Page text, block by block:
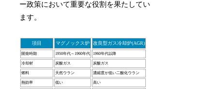
ー政策において重要な役割を果たしてい
ます。
項目 マグノックス炉 改良型ガス冷却炉(AGR)
開発時期 1950年代～1960年代 1960年代以降
冷却材 炭酸ガス 炭酸ガス
燃料 天然ウラン 濃縮度が低い二酸化ウラン
熱効率 低い 高い